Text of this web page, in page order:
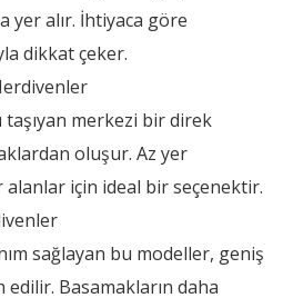
yer alır. İhtiyaca göre
dikkat çeker.
merkezi bir direk
oluşur. Az yer
alanlar için ideal bir seçenektir.
sağlayan bu modeller, geniş
edilir. Basamakların daha